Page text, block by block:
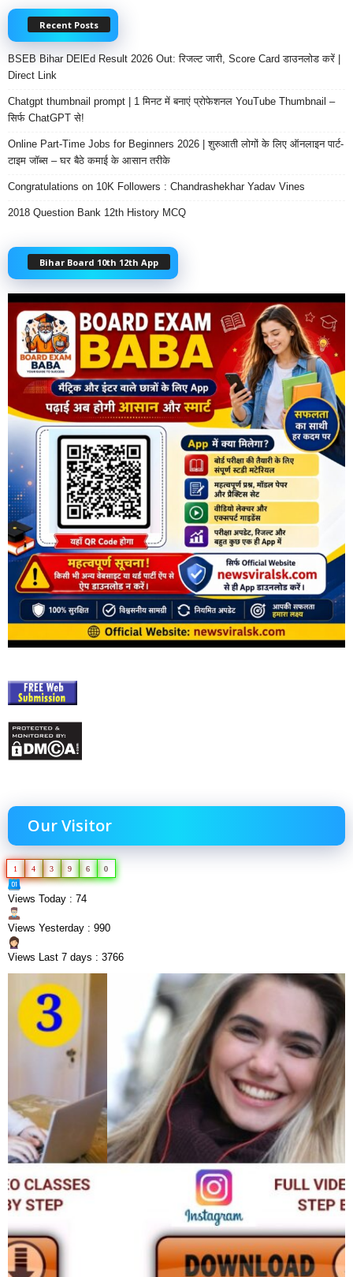
Recent Posts
BSEB Bihar DElEd Result 2026 Out: रिजल्ट जारी, Score Card डाउनलोड करें |
Direct Link
Chatgpt thumbnail prompt | 1 मिनट में बनाएं प्रोफेशनल YouTube Thumbnail –
सिर्फ ChatGPT से!
Online Part-Time Jobs for Beginners 2026 | शुरुआती लोगों के लिए ऑनलाइन पार्ट-
टाइम जॉब्स – घर बैठे कमाई के आसान तरीके
Congratulations on 10K Followers : Chandrashekhar Yadav Vines
2018 Question Bank 12th History MCQ
Bihar Board 10th 12th App
Our Visitor
1 4 3 9 6 0
Views Today : 74
Views Yesterday : 990
Views Last 7 days : 3766